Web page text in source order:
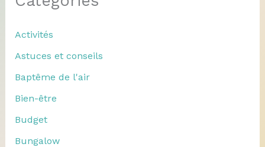
Activités
Astuces et conseils
Baptême de l'air
Bien-être
Budget
Bungalow